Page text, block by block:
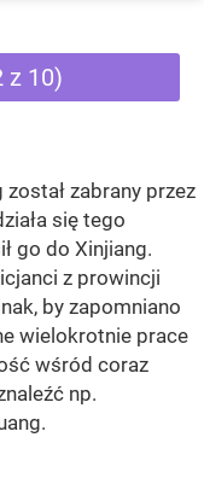
z 10)
zabrany przez
się tego
go do Xinjiang.
z prowincji
by zapomniano
wielokrotnie prace
wśród coraz
np.